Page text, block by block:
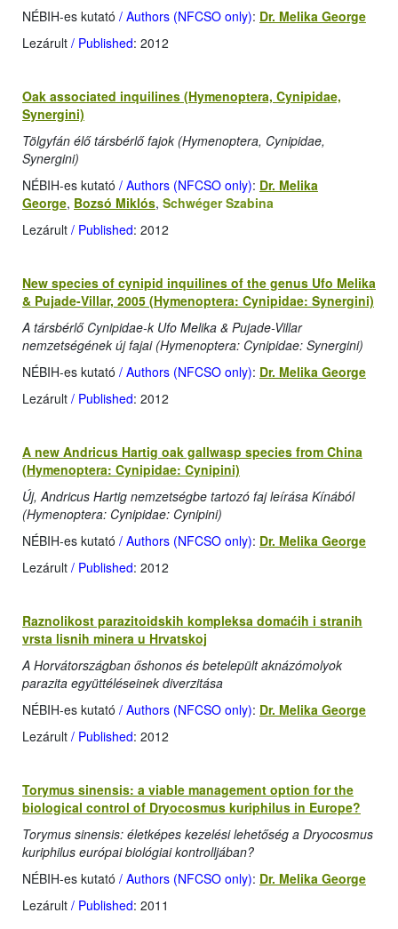
NÉBIH-es kutató / Authors (NFCSO only): Dr. Melika George
Lezárult / Published: 2012
Oak associated inquilines (Hymenoptera, Cynipidae,
Synergini)
Tölgyfán élő társbérlő fajok (Hymenoptera, Cynipidae,
Synergini)
NÉBIH-es kutató / Authors (NFCSO only): Dr. Melika
George, Bozsó Miklós, Schwéger Szabina
Lezárult / Published: 2012
New species of cynipid inquilines of the genus Ufo Melika
& Pujade-Villar, 2005 (Hymenoptera: Cynipidae: Synergini)
A társbérlő Cynipidae-k Ufo Melika & Pujade-Villar
nemzetségének új fajai (Hymenoptera: Cynipidae: Synergini)
NÉBIH-es kutató / Authors (NFCSO only): Dr. Melika George
Lezárult / Published: 2012
A new Andricus Hartig oak gallwasp species from China
(Hymenoptera: Cynipidae: Cynipini)
Új, Andricus Hartig nemzetségbe tartozó faj leírása Kínából
(Hymenoptera: Cynipidae: Cynipini)
NÉBIH-es kutató / Authors (NFCSO only): Dr. Melika George
Lezárult / Published: 2012
Raznolikost parazitoidskih kompleksa domaćih i stranih
vrsta lisnih minera u Hrvatskoj
A Horvátországban őshonos és betelepült aknázómolyok
parazita együttéléseinek diverzitása
NÉBIH-es kutató / Authors (NFCSO only): Dr. Melika George
Lezárult / Published: 2012
Torymus sinensis: a viable management option for the
biological control of Dryocosmus kuriphilus in Europe?
Torymus sinensis: életképes kezelési lehetőség a Dryocosmus
kuriphilus európai biológiai kontrolljában?
NÉBIH-es kutató / Authors (NFCSO only): Dr. Melika George
Lezárult / Published: 2011